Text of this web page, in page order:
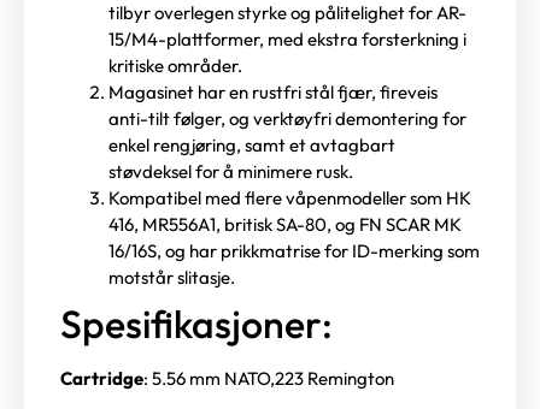
tilbyr overlegen styrke og pålitelighet for AR-
15/M4-plattformer, med ekstra forsterkning i
kritiske områder.
Magasinet har en rustfri stål fjær, fireveis
anti-tilt følger, og verktøyfri demontering for
enkel rengjøring, samt et avtagbart
støvdeksel for å minimere rusk.
Kompatibel med flere våpenmodeller som HK
416, MR556A1, britisk SA-80, og FN SCAR MK
16/16S, og har prikkmatrise for ID-merking som
motstår slitasje.
Spesifikasjoner:
Cartridge: 5.56 mm NATO,223 Remington